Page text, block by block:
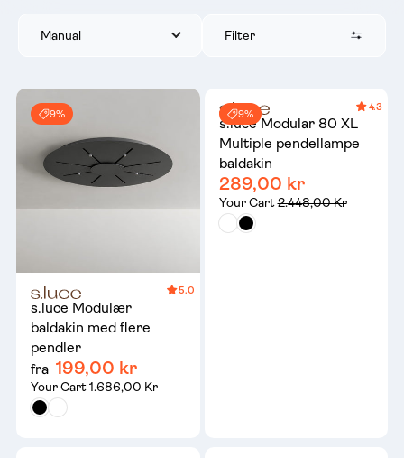
Manual Filter
9%
5.0
s.luce Modulær
baldakin med flere
pendler
fra 199,00 kr
Your Cart1.686,00 Kr
9%
4.3
s.luce Modular 80 XL
Multiple pendellampe
baldakin
289,00 kr
Your Cart2.448,00 Kr